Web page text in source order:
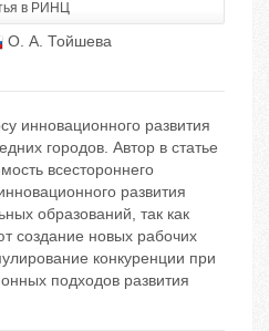
в РИНЦ
О. А. Тойшева
инновационного развития
городов. Автор в статье
всестороннего
развития
образований, так как
создание новых рабочих
конкуренции при
подходов развития